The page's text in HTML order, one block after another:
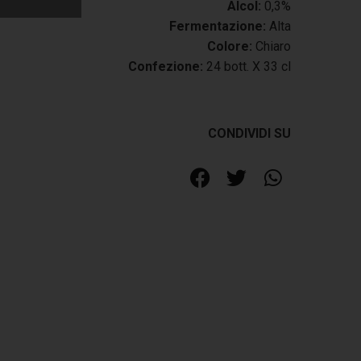
Alcol: 0,3%
Fermentazione: Alta
Colore: Chiaro
Confezione: 24 bott. X 33 cl
CONDIVIDI SU